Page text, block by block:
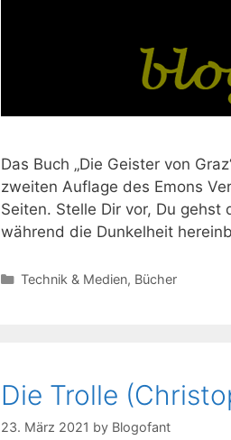
Das Buch „Die Geister von
zweiten Auflage des Emons
Seiten. Stelle Dir vor, Du
während die Dunkelheit
Kategorien
Technik & Medien, Bücher
Die Trolle
23. März 2021 by Blogofant